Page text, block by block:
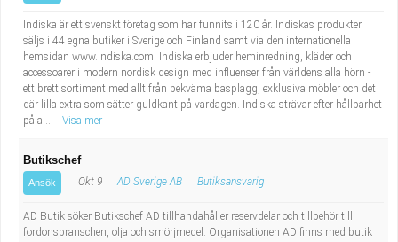
Indiska är ett svenskt företag som har funnits i 120 år. Indiskas produkter
säljs i 44 egna butiker i Sverige och Finland samt via den internationella
hemsidan www.indiska.com. Indiska erbjuder heminredning, kläder och
accessoarer i modern nordisk design med influenser från världens alla hörn -
ett brett sortiment med allt från bekväma basplagg, exklusiva möbler och det
där lilla extra som sätter guldkant på vardagen. Indiska strävar efter hållbarhet
på a...
Visa mer
Butikschef
Ansök Okt 9 AD Sverige AB Butiksansvarig
AD Butik söker Butikschef AD tillhandahåller reservdelar och tillbehör till
fordonsbranschen, olja och smörjmedel. Organisationen AD finns med butik